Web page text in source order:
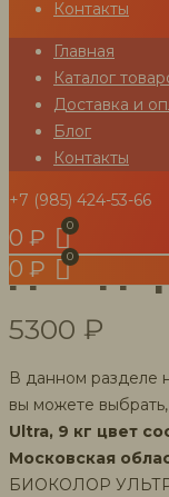
Контакты
Главная
Каталог
Доставка и
Блог
Контакты
+7 (985) 424-53-66
0 ₽
0 ₽
для
5300 ₽
В данном разделе
вы можете выбрать,
Ultra, 9 кг цвет
Московская
БИОКОЛОР